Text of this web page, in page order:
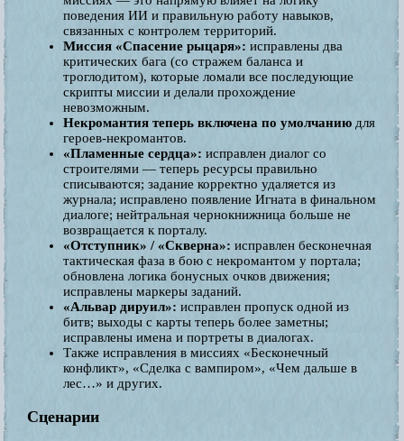
поведения ИИ и правильную работу навыков,
связанных с контролем территорий.
Миссия «Спасение рыцаря»: исправлены два
критических бага (со стражем баланса и
троглодитом), которые ломали все последующие
скрипты миссии и делали прохождение
невозможным.
Некромантия теперь включена по умолчанию для
героев-некромантов.
«Пламенные сердца»: исправлен диалог со
строителями — теперь ресурсы правильно
списываются; задание корректно удаляется из
журнала; исправлено появление Игната в финальном
диалоге; нейтральная чернокнижница больше не
возвращается к порталу.
«Отступник» / «Скверна»: исправлен бесконечная
тактическая фаза в бою с некромантом у портала;
обновлена логика бонусных очков движения;
исправлены маркеры заданий.
«Альвар дируил»: исправлен пропуск одной из
битв; выходы с карты теперь более заметны;
исправлены имена и портреты в диалогах.
Также исправления в миссиях «Бесконечный
конфликт», «Сделка с вампиром», «Чем дальше в
лес…» и других.
Сценарии